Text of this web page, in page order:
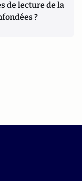
de lecture de la
?